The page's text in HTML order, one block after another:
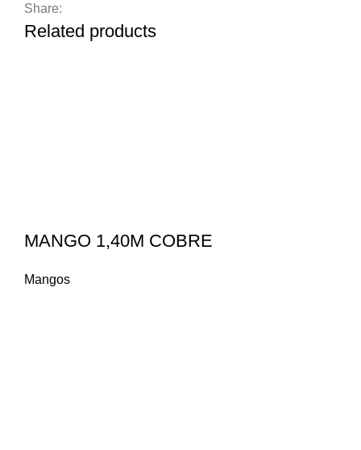
Share:
Related products
MANGO 1,40M COBRE
Mangos